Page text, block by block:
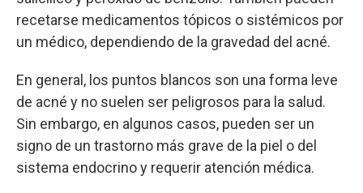
recetarse medicamentos tópicos o sistémicos por
un médico, dependiendo de la gravedad del acné.
En general, los puntos blancos son una forma leve
de acné y no suelen ser peligrosos para la salud.
Sin embargo, en algunos casos, pueden ser un
signo de un trastorno más grave de la piel o del
sistema endocrino y requerir atención médica.